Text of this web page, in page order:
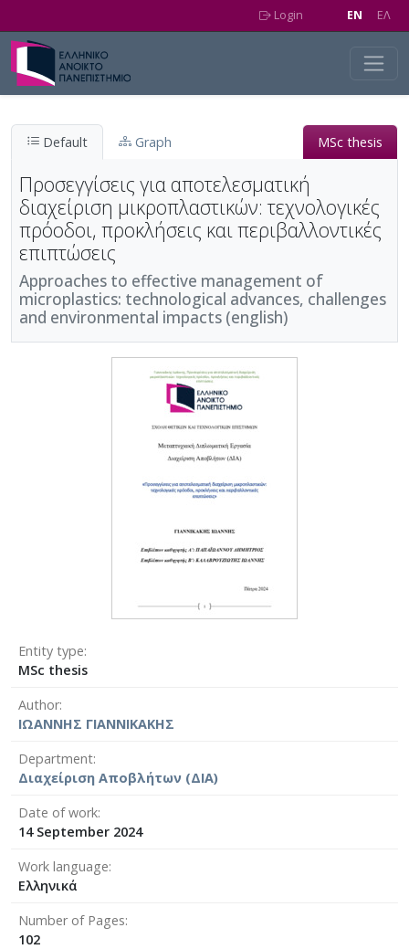
Login EN EΛ
Default Graph MSc thesis
Προσεγγίσεις για αποτελεσματική
διαχείριση μικροπλαστικών: τεχνολογικές
πρόοδοι, προκλήσεις και περιβαλλοντικές
επιπτώσεις
Approaches to effective management of
microplastics: technological advances, challenges
and environmental impacts (english)
Entity type
MSc thesis
Author
ΙΩΑΝΝΗΣ ΓΙΑΝΝΙΚΑΚΗΣ
Department
Διαχείριση Αποβλήτων (ΔΙΑ)
Date of work
14 September 2024
Work language
Ελληνικά
Number of Pages
102